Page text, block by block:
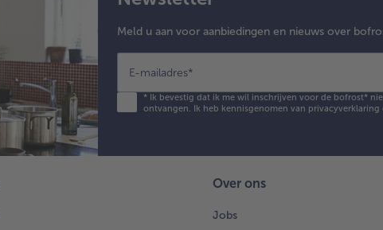
Meld u aan voor aanbiedingen en nieuws over
E-mailadres*
*Ik bevestig dat ik me wil inschrijven voor de bofrost*
ontvangen. Ik heb kennisgenomen van privacyverklaring
Over ons
Jobs